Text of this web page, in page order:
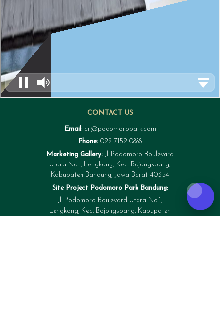
CONTACT US
Email: cr@podomoropark.com
Phone: 022 7152 0888
Marketing Gallery: Jl. Podomoro Boulevard
Utara No.1, Lengkong, Kec. Bojongsoang,
Kabupaten Bandung, Jawa Barat 40354
Site Project Podomoro Park Bandung:
Jl. Podomoro Boulevard Utara No.1,
Lengkong, Kec. Bojongsoang, Kabupaten